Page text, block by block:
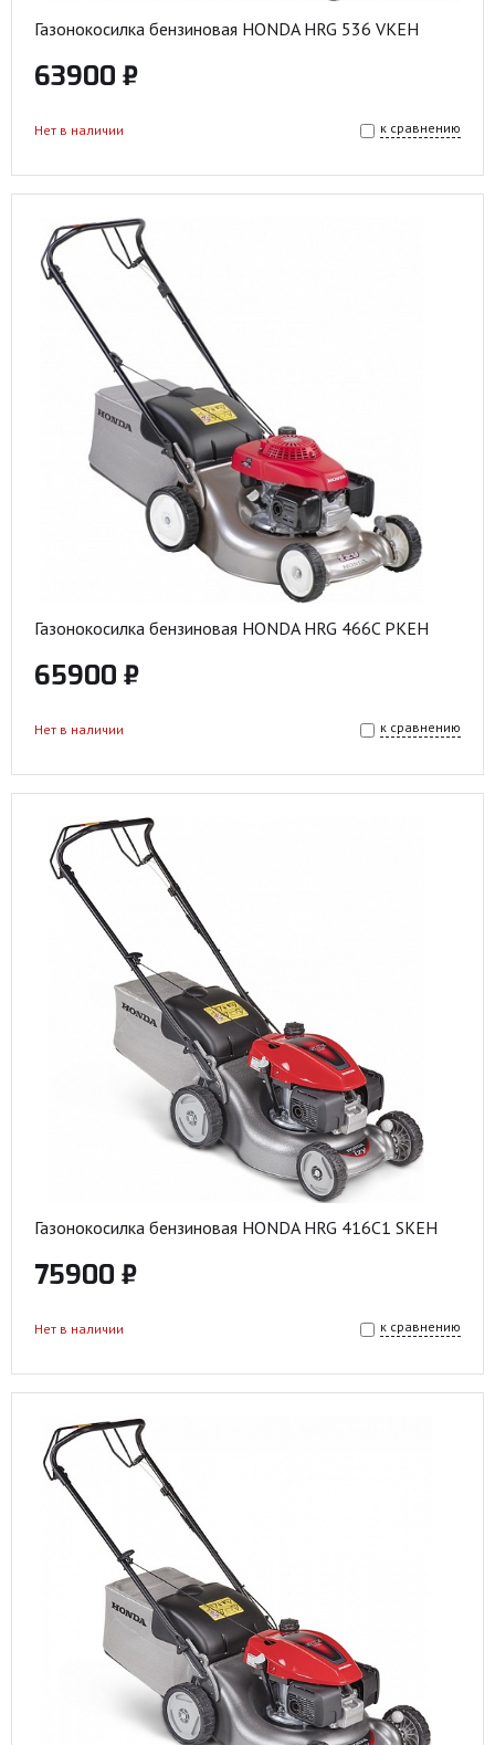
Газонокосилка бензиновая HONDA HRG 536 VKEH
63900 ₽
к сравнению
Нет в наличии
Газонокосилка бензиновая HONDA HRG 466C PKEH
65900 ₽
к сравнению
Нет в наличии
Газонокосилка бензиновая HONDA HRG 416C1 SKEH
75900 ₽
к сравнению
Нет в наличии